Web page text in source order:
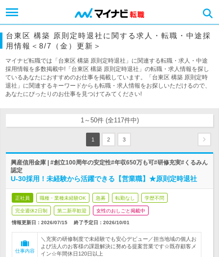
台東区 構築 原則定時退社に関する求人・転職・中途採
用情報＜8/7（金）更新＞
マイナビ転職では「台東区 構築 原則定時退社」に関連する転職・求人・中途
採用情報を多数掲載中!「台東区 構築 原則定時退社」の転職・求人情報を探し
ているあなたにおすすめのお仕事を掲載しています。「台東区 構築 原則定時
退社」に関連するキーワードからも転職・求人情報をお探しいただけるので、
あなたにぴったりのお仕事を見つけてみてください!
1～50件 (全117件中)
1 2 3
興産信用金庫 | #創立100周年の安定性#年収650万も可#研修充実#くるみん
認定
U-30採用！未経験から活躍できる【営業職】★原則定時退社
正社員 職種・業種未経験OK 急募 転勤なし 学歴不問
完全週休2日制 第二新卒歓迎 女性のおしごと掲載中
情報更新日：2026/07/15 終了予定日： 2026/10/01
仕事内容
＼充実の研修制度で未経験でも安心デビュー／担当地域の個人お
よび法人のお客様の課題解決に努める提案営業です☆既存顧客メ
イン☆年間休日120日以上